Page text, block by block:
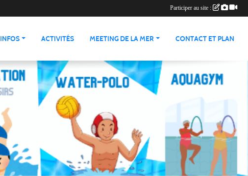
INFOS ACTIVITÉS MEETING DE LA MER CONTACT ET PLAN
Participer au site :